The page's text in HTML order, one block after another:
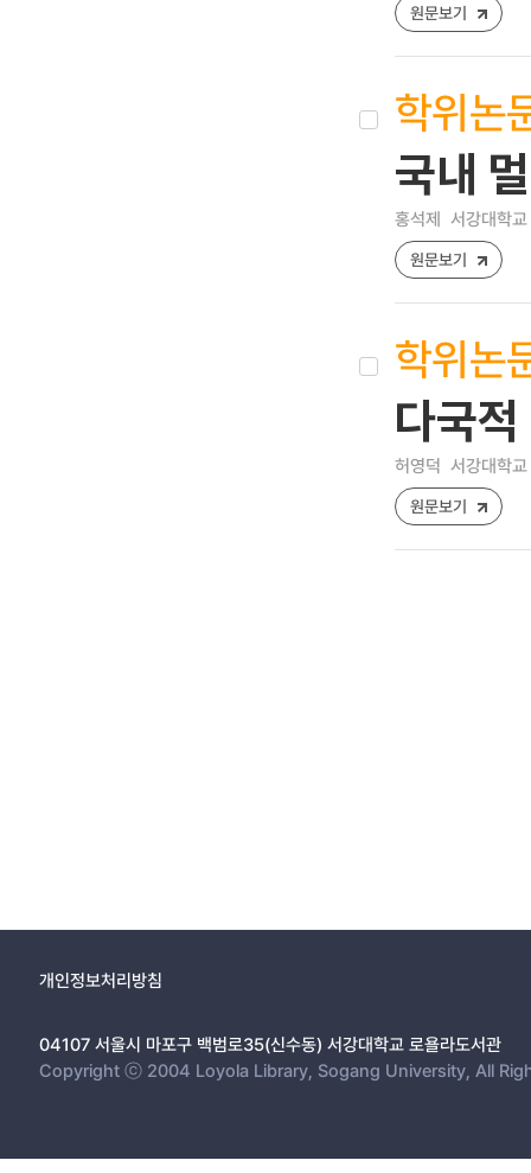
원문보기
학위논
국내
홍석제 서강대학
원문보기
학위논
다국
허영덕 서강대학
원문보기
개인정보처리방침
04107 서울시 마포구 백범로35(신수동) 서강대학교 로욜라도서관
Copyright ⓒ 2004 Loyola Library, Sogang University, All